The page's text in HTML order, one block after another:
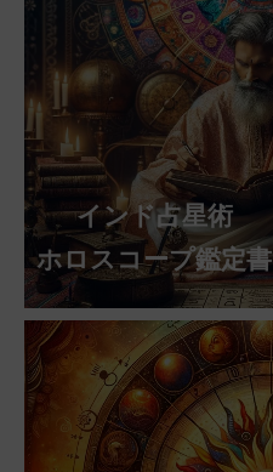
インド占星術
ホロスコープ鑑定書